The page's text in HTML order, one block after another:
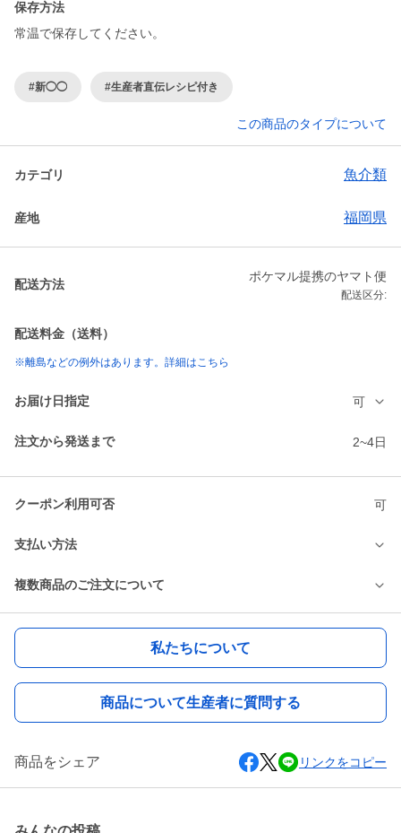
保存方法
常温で保存してください。
#新◯◯ #生産者直伝レシピ付き
この商品のタイプについて
カテゴリ 魚介類
産地 福岡県
配送方法
ポケマル提携のヤマト便
配送区分:
配送料金（送料）
※離島などの例外はあります。詳細はこちら
お届け日指定 可
注文から発送まで 2~4日
クーポン利用可否 可
支払い方法
複数商品のご注文について
私たちについて
商品について生産者に質問する
商品をシェア リンクをコピー